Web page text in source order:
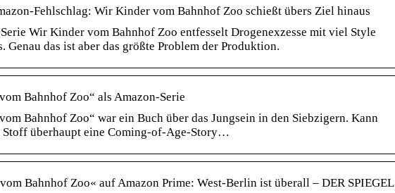
Fehlschlag: Wir Kinder vom Bahnhof Zoo schießt übers Ziel hinaus
Wir Kinder vom Bahnhof Zoo entfesselt Drogenexzesse mit viel Style
Genau das ist aber das größte Problem der Produktion.
Bahnhof Zoo“ als Amazon-Serie
Bahnhof Zoo“ war ein Buch über das Jungsein in den Siebzigern. Kann
Stoff überhaupt eine Coming-of-Age-Story…
Bahnhof Zoo« auf Amazon Prime: West-Berlin ist überall – DER SPIEGEL